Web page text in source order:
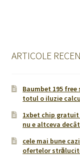
ARTICOLE
Baumbet 195
totul o iluzie
1xbet chip gratuit
nu e altceva
cele mai bune
ofertelor